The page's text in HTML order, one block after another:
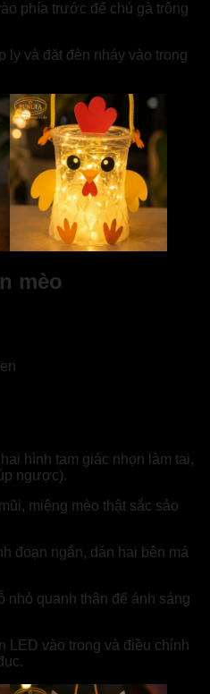
phía trước để chú gà trông
ly và đặt đèn nháy vào trong
mèo
hình tam giác nhọn làm tai,
ngược).
miệng mèo thật sắc sảo
đoạn ngắn, dán hai bên má
nhỏ quanh thân để ánh sáng
LED vào trong và điều chỉnh